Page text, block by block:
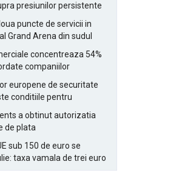
presiunilor persistente
puncte de servicii in
Grand Arena din sudul
concentreaza 54%
companiilor
europene de securitate
conditiile pentru
a obtinut autorizatia
de plata
sub 150 de euro se
taxa vamala de trei euro
la taxa logistica